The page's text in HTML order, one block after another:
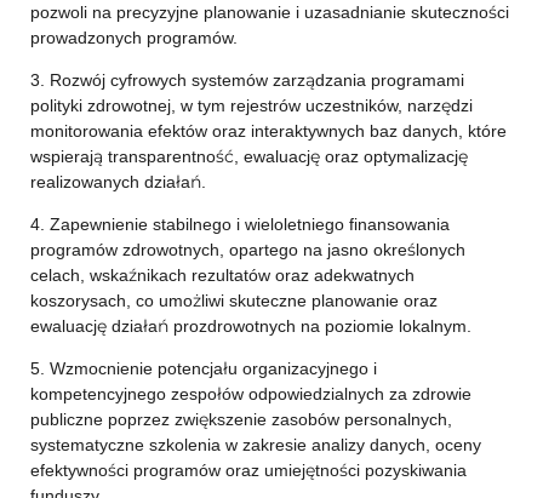
pozwoli na precyzyjne planowanie i uzasadnianie skuteczności
prowadzonych programów.
3. Rozwój cyfrowych systemów zarządzania programami
polityki zdrowotnej, w tym rejestrów uczestników, narzędzi
monitorowania efektów oraz interaktywnych baz danych, które
wspierają transparentność, ewaluację oraz optymalizację
realizowanych działań.
4. Zapewnienie stabilnego i wieloletniego finansowania
programów zdrowotnych, opartego na jasno określonych
celach, wskaźnikach rezultatów oraz adekwatnych
koszorysach, co umożliwi skuteczne planowanie oraz
ewaluację działań prozdrowotnych na poziomie lokalnym.
5. Wzmocnienie potencjału organizacyjnego i
kompetencyjnego zespołów odpowiedzialnych za zdrowie
publiczne poprzez zwiększenie zasobów personalnych,
systematyczne szkolenia w zakresie analizy danych, oceny
efektywności programów oraz umiejętności pozyskiwania